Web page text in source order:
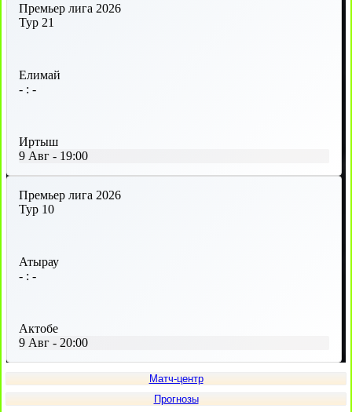
Премьер лига 2026
Тур 21
Елимай
- : -
Иртыш
9 Авг - 19:00
Премьер лига 2026
Тур 10
Атырау
- : -
Актобе
9 Авг - 20:00
Матч-центр
Прогнозы